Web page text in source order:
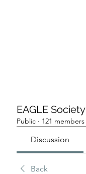
EAGLE Society
Public · 121 members
Discussion
Back